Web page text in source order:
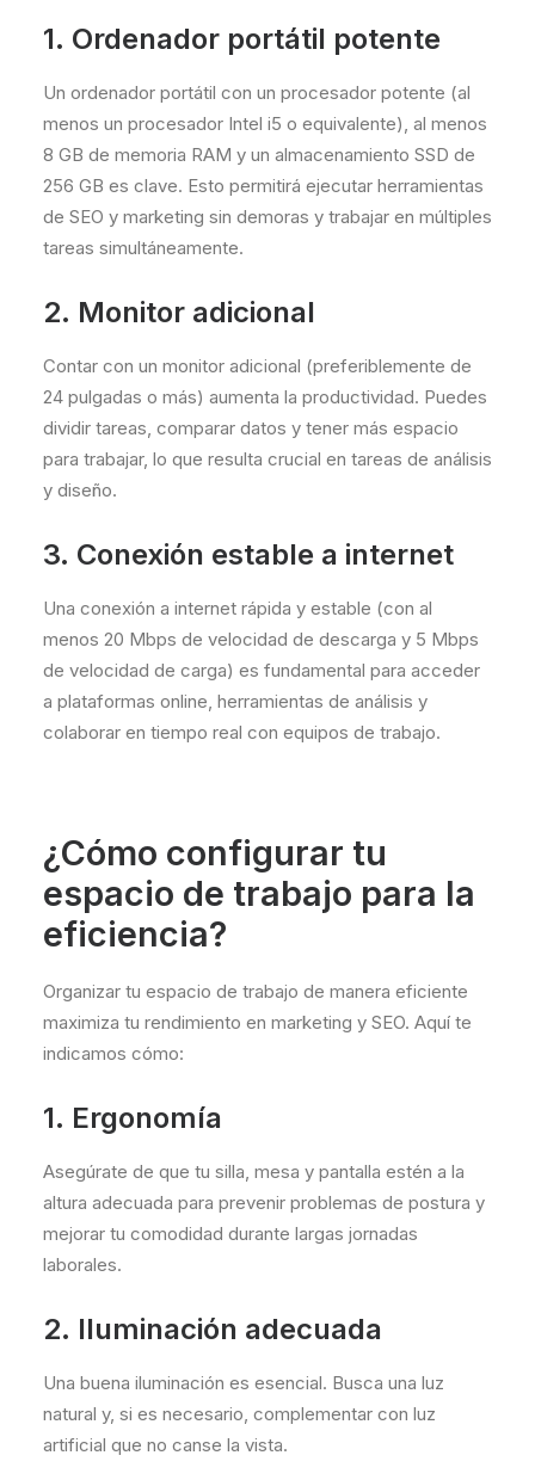
1. Ordenador portátil potente
Un ordenador portátil con un procesador potente (al
menos un procesador Intel i5 o equivalente), al menos
8 GB de memoria RAM y un almacenamiento SSD de
256 GB es clave. Esto permitirá ejecutar herramientas
de SEO y marketing sin demoras y trabajar en múltiples
tareas simultáneamente.
2. Monitor adicional
Contar con un monitor adicional (preferiblemente de
24 pulgadas o más) aumenta la productividad. Puedes
dividir tareas, comparar datos y tener más espacio
para trabajar, lo que resulta crucial en tareas de análisis
y diseño.
3. Conexión estable a internet
Una conexión a internet rápida y estable (con al
menos 20 Mbps de velocidad de descarga y 5 Mbps
de velocidad de carga) es fundamental para acceder
a plataformas online, herramientas de análisis y
colaborar en tiempo real con equipos de trabajo.
¿Cómo configurar tu
espacio de trabajo para la
eficiencia?
Organizar tu espacio de trabajo de manera eficiente
maximiza tu rendimiento en marketing y SEO. Aquí te
indicamos cómo:
1. Ergonomía
Asegúrate de que tu silla, mesa y pantalla estén a la
altura adecuada para prevenir problemas de postura y
mejorar tu comodidad durante largas jornadas
laborales.
2. Iluminación adecuada
Una buena iluminación es esencial. Busca una luz
natural y, si es necesario, complementar con luz
artificial que no canse la vista.